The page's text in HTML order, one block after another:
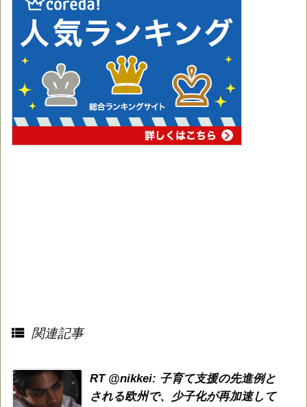
 関連記事
RT @nikkei: 子育て支援の先進例と
される欧州で、少子化が再加速して